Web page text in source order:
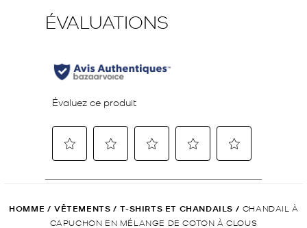
HOMME / VÊTEMENTS / T-SHIRTS ET CHANDAILS / CHANDAIL À
CAPUCHON EN MÉLANGE DE COTON À CLOUS